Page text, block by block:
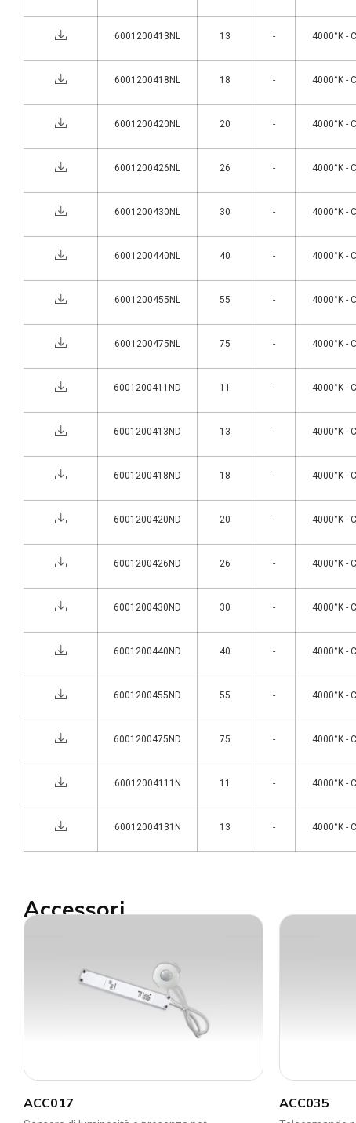
6001200413NL 13 - 4000°K -
6001200418NL 18 - 4000°K -
6001200420NL 20 - 4000°K -
6001200426NL 26 - 4000°K -
6001200430NL 30 - 4000°K -
6001200440NL 40 - 4000°K -
6001200455NL 55 - 4000°K -
6001200475NL 75 - 4000°K -
6001200411ND 11 - 4000°K -
6001200413ND 13 - 4000°K -
6001200418ND 18 - 4000°K -
6001200420ND 20 - 4000°K -
6001200426ND 26 - 4000°K -
6001200430ND 30 - 4000°K -
6001200440ND 40 - 4000°K -
6001200455ND 55 - 4000°K -
6001200475ND 75 - 4000°K -
60012004111N 11 - 4000°K -
60012004131N 13 - 4000°K -
Accessori
ACC017 ACC035